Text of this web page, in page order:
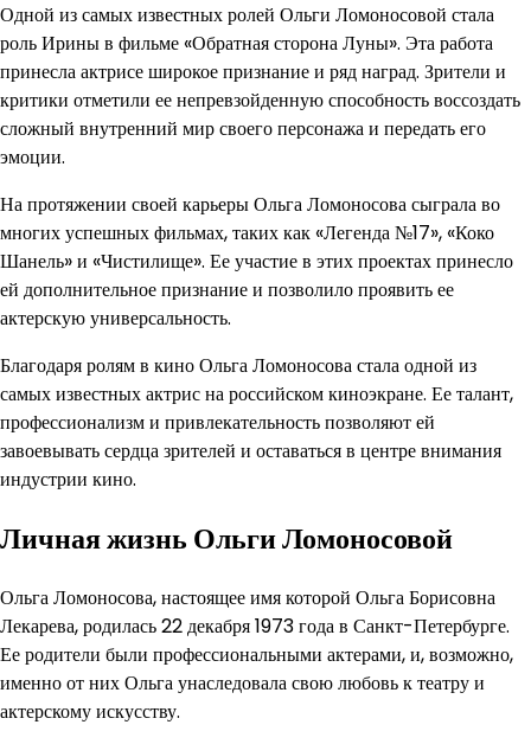
Одной из самых известных ролей Ольги Ломоносовой стала
роль Ирины в фильме «Обратная сторона Луны». Эта работа
принесла актрисе широкое признание и ряд наград. Зрители и
критики отметили ее непревзойденную способность воссоздать
сложный внутренний мир своего персонажа и передать его
эмоции.
На протяжении своей карьеры Ольга Ломоносова сыграла во
многих успешных фильмах, таких как «Легенда №17», «Коко
Шанель» и «Чистилище». Ее участие в этих проектах принесло
ей дополнительное признание и позволило проявить ее
актерскую универсальность.
Благодаря ролям в кино Ольга Ломоносова стала одной из
самых известных актрис на российском киноэкране. Ее талант,
профессионализм и привлекательность позволяют ей
завоевывать сердца зрителей и оставаться в центре внимания
индустрии кино.
Личная жизнь Ольги Ломоносовой
Ольга Ломоносова, настоящее имя которой Ольга Борисовна
Лекарева, родилась 22 декабря 1973 года в Санкт-Петербурге.
Ее родители были профессиональными актерами, и, возможно,
именно от них Ольга унаследовала свою любовь к театру и
актерскому искусству.